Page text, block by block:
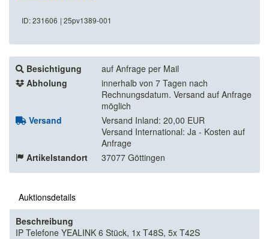
ID: 231606 | 25pv1389-001
Besichtigung
auf Anfrage per Mail
Abholung
innerhalb von 7 Tagen nach
Rechnungsdatum. Versand auf Anfrage
möglich
Versand
Versand Inland: 20,00 EUR
Versand International: Ja - Kosten auf
Anfrage
Artikelstandort
37077 Göttingen
Auktionsdetails
Beschreibung
IP Telefone YEALINK 6 Stück, 1x T48S, 5x T42S